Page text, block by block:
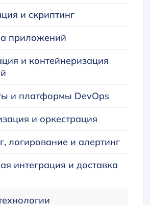
и скриптинг
приложений
и контейнеризация
и платформы DevOps
и оркестрация
логирование и алертинг
интеграция и доставка